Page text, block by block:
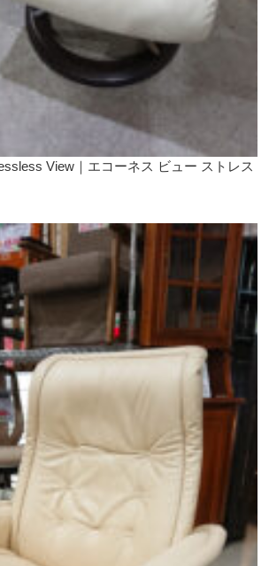
View｜エコーネス ビュー ストレス